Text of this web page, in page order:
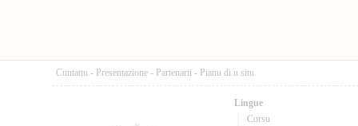
Cuntattu - Presentazione - Partenarii - Pianu di u situ
Lingue
Corsu